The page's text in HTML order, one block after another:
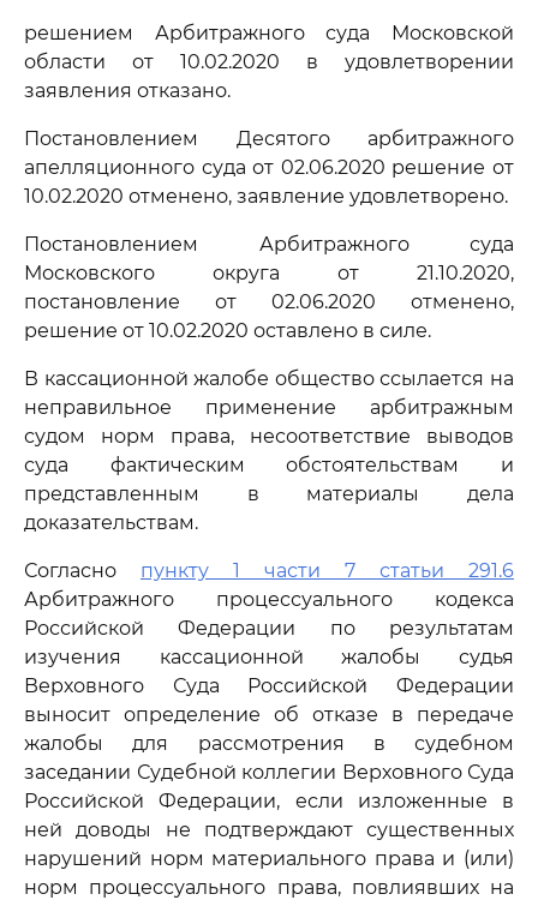
решением Арбитражного суда Московской
области от 10.02.2020 в удовлетворении
заявления отказано.
Постановлением Десятого арбитражного
апелляционного суда от 02.06.2020 решение от
10.02.2020 отменено, заявление удовлетворено.
Постановлением Арбитражного суда
Московского округа от 21.10.2020,
постановление от 02.06.2020 отменено,
решение от 10.02.2020 оставлено в силе.
В кассационной жалобе общество ссылается на
неправильное применение арбитражным
судом норм права, несоответствие выводов
суда фактическим обстоятельствам и
представленным в материалы дела
доказательствам.
Согласно пункту 1 части 7 статьи 291.6
Арбитражного процессуального кодекса
Российской Федерации по результатам
изучения кассационной жалобы судья
Верховного Суда Российской Федерации
выносит определение об отказе в передаче
жалобы для рассмотрения в судебном
заседании Судебной коллегии Верховного Суда
Российской Федерации, если изложенные в
ней доводы не подтверждают существенных
нарушений норм материального права и (или)
норм процессуального права, повлиявших на